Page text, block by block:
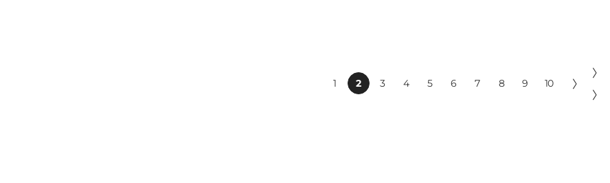
1 2 3 4 5 6 7 8 9 10 〉
〉
〉